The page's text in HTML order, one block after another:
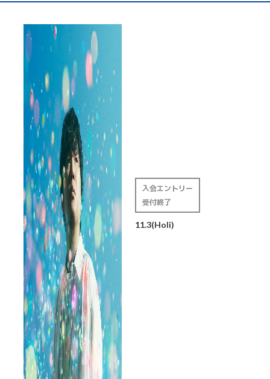
入会エントリー
受付終了
11.3(Holi)